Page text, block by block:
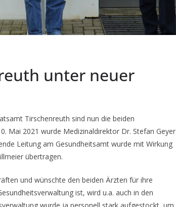
unter neuer
Tirschenreuth sind nun die beiden
Mai 2021 wurde Medizinaldirektor Dr. Stefan Geyer
Leitung am Gesundheitsamt wurde mit Wirkung
übertragen.
und wünschte den beiden Ärzten für ihre
ist, wird u.a. auch in den